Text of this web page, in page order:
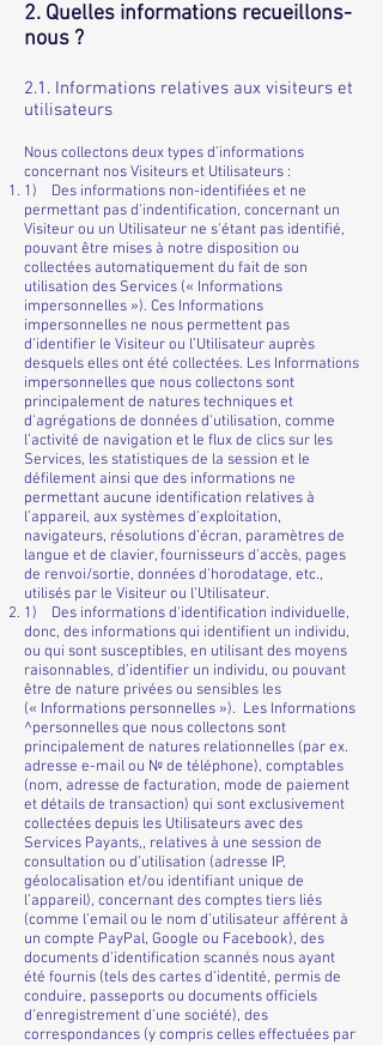
2. Quelles informations recueillons-
nous ?
2.1. Informations relatives aux visiteurs et
utilisateurs
Nous collectons deux types d’informations
concernant nos Visiteurs et Utilisateurs :
1) Des informations non-identifiées et ne
permettant pas d'indentification, concernant un
Visiteur ou un Utilisateur ne s'étant pas identifié,
pouvant être mises à notre disposition ou
collectées automatiquement du fait de son
utilisation des Services (« Informations
impersonnelles »). Ces Informations
impersonnelles ne nous permettent pas
d’identifier le Visiteur ou l’Utilisateur auprès
desquels elles ont été collectées. Les Informations
impersonnelles que nous collectons sont
principalement de natures techniques et
d'agrégations de données d'utilisation, comme
l’activité de navigation et le flux de clics sur les
Services, les statistiques de la session et le
défilement ainsi que des informations ne
permettant aucune identification relatives à
l’appareil, aux systèmes d’exploitation,
navigateurs, résolutions d’écran, paramètres de
langue et de clavier, fournisseurs d'accès, pages
de renvoi/sortie, données d'horodatage, etc.,
utilisés par le Visiteur ou l’Utilisateur.
1) Des informations d'identification individuelle,
donc, des informations qui identifient un individu,
ou qui sont susceptibles, en utilisant des moyens
raisonnables, d’identifier un individu, ou pouvant
être de nature privées ou sensibles les
(« Informations personnelles »). Les Informations
^personnelles que nous collectons sont
principalement de natures relationnelles (par ex.
adresse e-mail ou № de téléphone), comptables
(nom, adresse de facturation, mode de paiement
et détails de transaction) qui sont exclusivement
collectées depuis les Utilisateurs avec des
Services Payants,, relatives à une session de
consultation ou d’utilisation (adresse IP,
géolocalisation et/ou identifiant unique de
l’appareil), concernant des comptes tiers liés
(comme l’email ou le nom d’utilisateur afférent à
un compte PayPal, Google ou Facebook), des
documents d’identification scannés nous ayant
été fournis (tels des cartes d’identité, permis de
conduire, passeports ou documents officiels
d’enregistrement d’une société), des
correspondances (y compris celles effectuées par